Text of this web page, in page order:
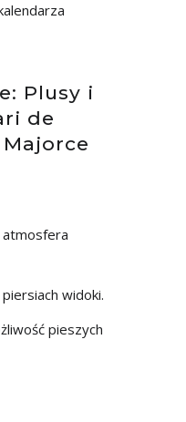
Plusy i
de
widoki.
pieszych